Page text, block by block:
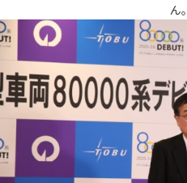
ん。